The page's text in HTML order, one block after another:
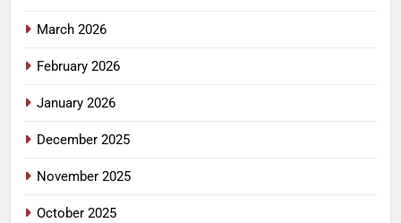
March 2026
February 2026
January 2026
December 2025
November 2025
October 2025